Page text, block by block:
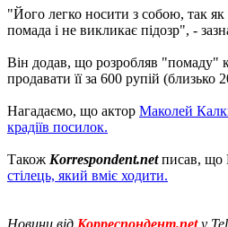
"Його легко носити з собою, так як
помада і не викликає підозр", -
Він додав, що розробляв "помаду"
продавати її за 600 рупій (близько
Нагадаємо, що актор Маколей
крадіїв посилок.
Також Korrespondent.netписав, що
стілець, який вміє ходити.
Новини від Корреспондент.net у